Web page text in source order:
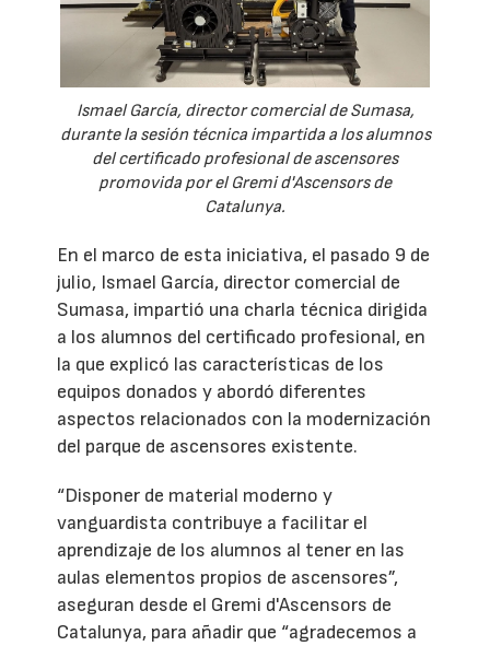
Ismael García, director comercial de Sumasa,
durante la sesión técnica impartida a los alumnos
del certificado profesional de ascensores
promovida por el Gremi d'Ascensors de
Catalunya.
En el marco de esta iniciativa, el pasado 9 de
julio, Ismael García, director comercial de
Sumasa, impartió una charla técnica dirigida
a los alumnos del certificado profesional, en
la que explicó las características de los
equipos donados y abordó diferentes
aspectos relacionados con la modernización
del parque de ascensores existente.
“Disponer de material moderno y
vanguardista contribuye a facilitar el
aprendizaje de los alumnos al tener en las
aulas elementos propios de ascensores”,
aseguran desde el Gremi d'Ascensors de
Catalunya, para añadir que “agradecemos a